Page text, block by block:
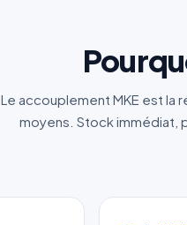
Le accouplement MKE est la
moyens. Stock immédiat,